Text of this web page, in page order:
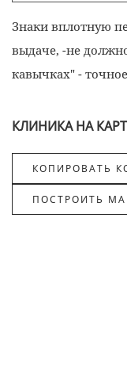
Знаки вплотную
выдаче, -не
кавычках" -
КЛИНИКА НА
КОПИРОВАТЬ
ПОСТРОИТЬ